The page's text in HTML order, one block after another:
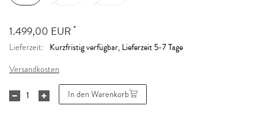
1.499,00 EUR *
Lieferzeit: Kurzfristig verfügbar, Lieferzeit 5-7 Tage
Versandkosten
In den Warenkorb